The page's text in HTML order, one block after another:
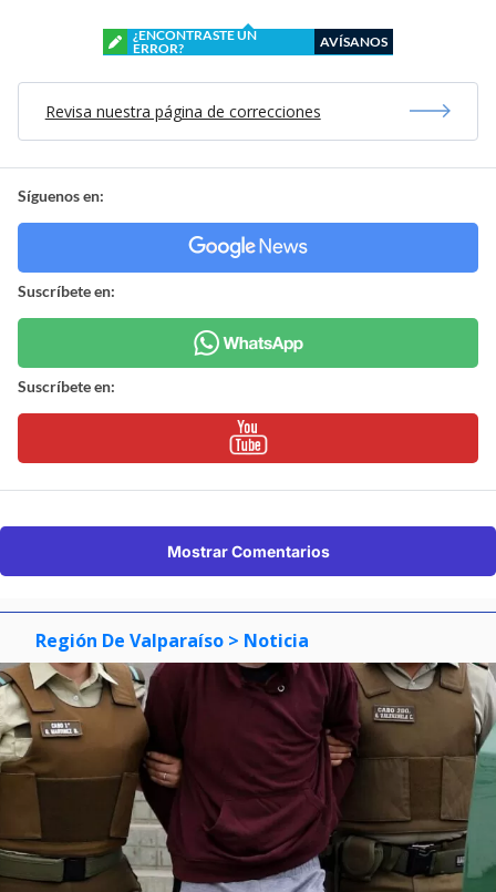
¿ENCONTRASTE UN
ERROR?
AVÍSANOS
Revisa nuestra página de correcciones
Síguenos en:
Suscríbete en:
Suscríbete en:
Mostrar Comentarios
Región De Valparaíso > Noticia